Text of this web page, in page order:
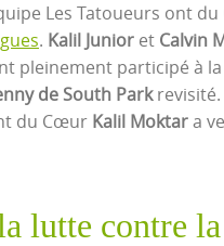
Les Tatoueurs ont
. Kalil Junior et Calvin
pleinement participé à
de South Parkrevisité.
du Cœur Kalil Moktara
lutte contre la